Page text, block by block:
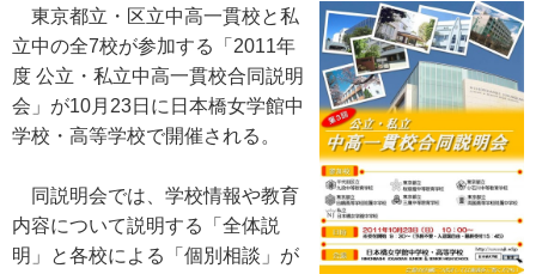
東京都立・区立中高一貫校と私
立中の全7校が参加する「2011年
度 公立・私立中高一貫校合同説明
会」が10月23日に日本橋女学館中
学校・高等学校で開催される。
同説明会では、学校情報や教育
内容について説明する「全体説
明」と各校による「個別相談」が